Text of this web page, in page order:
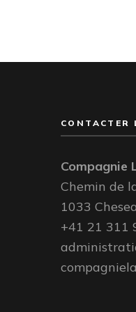
CONTACTER
Compagnie
Chemin de
1033
+41 21 311